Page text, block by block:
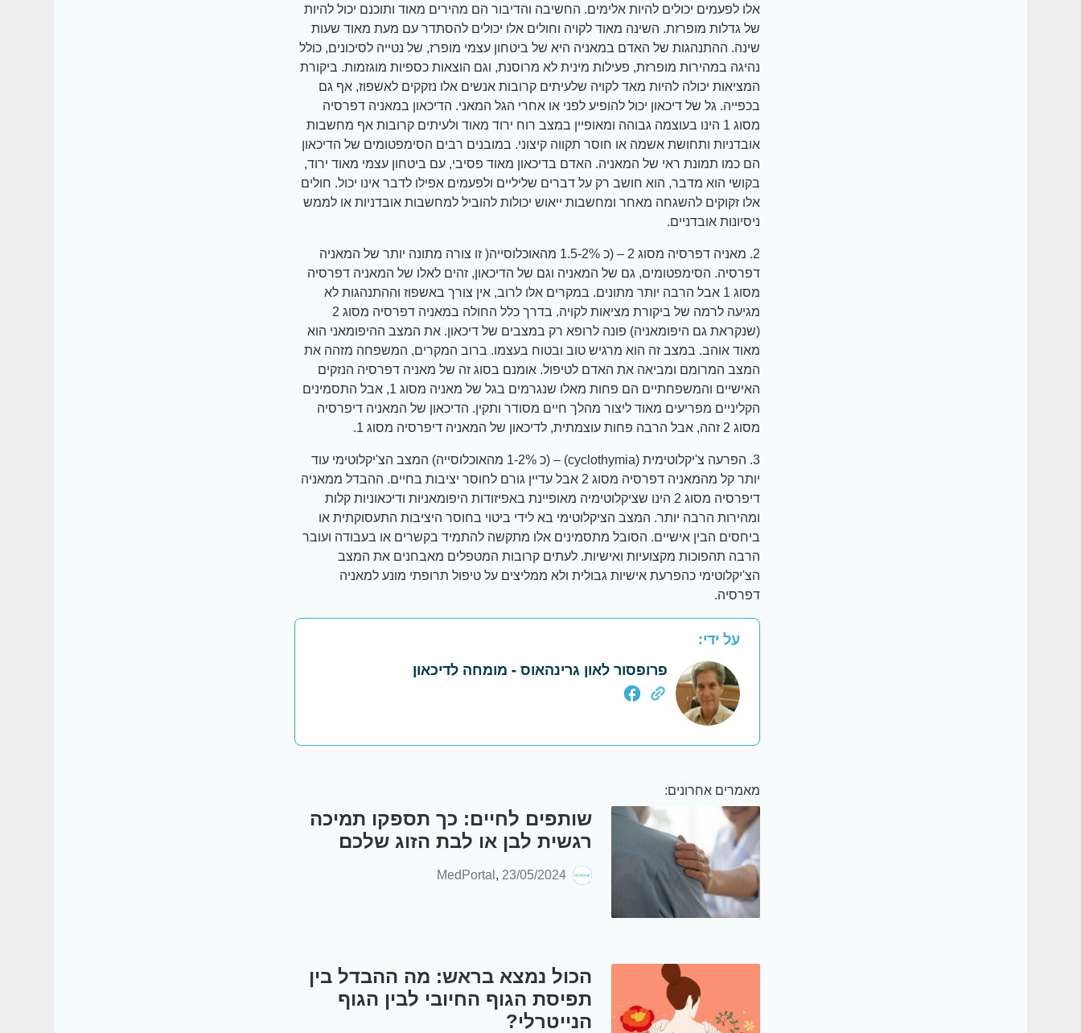
אלו לפעמים יכולים להיות אלימים. החשיבה והדיבור הם מהירים מאוד ותוכנם יכול להיות
של גדלות מופרזת. השינה מאוד לקויה וחולים אלו יכולים להסתדר עם מעת מאוד שעות
שינה. ההתנהגות של האדם במאניה היא של ביטחון עצמי מופרז, של נטייה לסיכונים, כולל
נהיגה במהירות מופרזת, פעילות מינית לא מרוסנת, וגם הוצאות כספיות מוגזמות. ביקורת
המציאות יכולה להיות מאד לקויה שלעיתים קרובות אנשים אלו נזקקים לאשפוז, אף גם
בכפייה. גל של דיכאון יכול להופיע לפני או אחרי הגל המאני. הדיכאון במאניה דפרסיה
מסוג 1 הינו בעוצמה גבוהה ומאופיין במצב רוח ירוד מאוד ולעיתים קרובות אף מחשבות
אובדניות ותחושת אשמה או חוסר תקווה קיצוני. במובנים רבים הסימפטומים של הדיכאון
הם כמו תמונת ראי של המאניה. האדם בדיכאון מאוד פסיבי, עם ביטחון עצמי מאוד ירוד,
בקושי הוא מדבר, הוא חושב רק על דברים שליליים ולפעמים אפילו לדבר אינו יכול. חולים
אלו זקוקים להשגחה מאחר ומחשבות ייאוש יכולות להוביל למחשבות אובדניות או לממש
ניסיונות אובדניים.
2. מאניה דפרסיה מסוג 2 – (כ 1.5-2% מהאוכלוסייה( זו צורה מתונה יותר של המאניה
דפרסיה. הסימפטומים, גם של המאניה וגם של הדיכאון, זהים לאלו של המאניה דפרסיה
מסוג 1 אבל הרבה יותר מתונים. במקרים אלו לרוב, אין צורך באשפוז וההתנהגות לא
מגיעה לרמה של ביקורת מציאות לקויה. בדרך כלל החולה במאניה דפרסיה מסוג 2
(שנקראת גם היפומאניה) פונה לרופא רק במצבים של דיכאון. את המצב ההיפומאני הוא
מאוד אוהב. במצב זה הוא מרגיש טוב ובטוח בעצמו. ברוב המקרים, המשפחה מזהה את
המצב המרומם ומביאה את האדם לטיפול. אומנם בסוג זה של מאניה דפרסיה הנזקים
האישיים והמשפחתיים הם פחות מאלו שנגרמים בגל של מאניה מסוג 1, אבל התסמינים
הקליניים מפריעים מאוד ליצור מהלך חיים מסודר ותקין. הדיכאון של המאניה דיפרסיה
מסוג 2 זהה, אבל הרבה פחות עוצמתית, לדיכאון של המאניה דיפרסיה מסוג 1.
3. הפרעה צ'יקלוטימית (cyclothymia) – (כ 1-2% מהאוכלוסייה) המצב הצ'יקלוטימי עוד
יותר קל מהמאניה דפרסיה מסוג 2 אבל עדיין גורם לחוסר יציבות בחיים. ההבדל ממאניה
דיפרסיה מסוג 2 הינו שציקלוטימיה מאופיינת באפיזודות היפומאניות ודיכאוניות קלות
ומהירות הרבה יותר. המצב הציקלוטימי בא לידי ביטוי בחוסר היציבות התעסוקתית או
ביחסים הבין אישיים. הסובל מתסמינים אלו מתקשה להתמיד בקשרים או בעבודה ועובר
הרבה תהפוכות מקצועיות ואישיות. לעתים קרובות המטפלים מאבחנים את המצב
הצ'יקלוטימי כהפרעת אישיות גבולית ולא ממליצים על טיפול תרופתי מונע למאניה
דפרסיה.
על ידי:
פרופסור לאון גרינהאוס - מומחה לדיכאון
מאמרים אחרונים:
שותפים לחיים: כך תספקו תמיכה
רגשית לבן או לבת הזוג שלכם
MedPortal , 23/05/2024
הכול נמצא בראש: מה ההבדל בין
תפיסת הגוף החיובי לבין הגוף
הנייטרלי?